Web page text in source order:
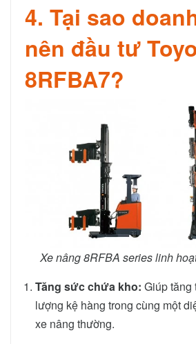
4. Tại sao
nên đầu tư
8RFBA7?
Xe nâng 8RFBA series linh
Tăng sức chứa kho: Giúp tăng
lượng kệ hàng trong cùng một
xe nâng thường.